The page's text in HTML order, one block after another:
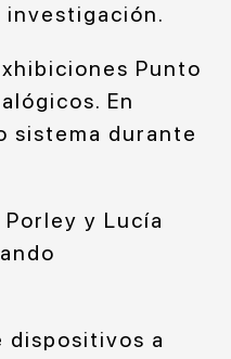
investigación.
Punto
En
sistema durante
y Lucía
dispositivos a